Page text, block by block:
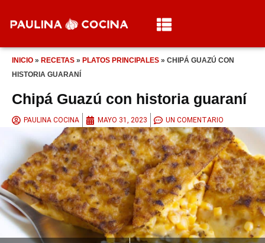
INICIO » RECETAS » PLATOS PRINCIPALES » CHIPÁ GUAZÚ CON
HISTORIA GUARANÍ
Chipá Guazú con historia guaraní
PAULINA COCINA MAYO 31, 2023 UN COMENTARIO